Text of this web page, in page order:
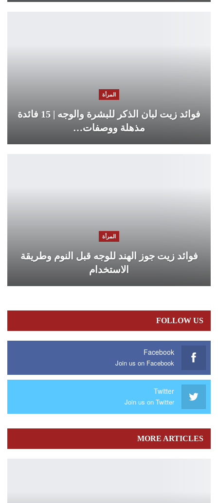
المرأة
فوائد زيت لبان الذكر للبشرة والوجه | 15 فائدة
مذهلة ووصفات…
المرأة
فوائد زيت جوز الهند للوجه قبل النوم وطريقة
الاستخدام
FOLLOW US
Facebook
Join us on Facebook
Twitter
Join us on Twitter
MORE ARTICLES